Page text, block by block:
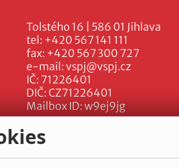
Tolstého 16 | 586 01 Jihlava
tel: +420 567 141 111
fax: +420 567 300 727
e-mail:vspj@vspj.cz
IČ: 71226401
DIČ: CZ71226401
Mailbox ID: w9ej9jg